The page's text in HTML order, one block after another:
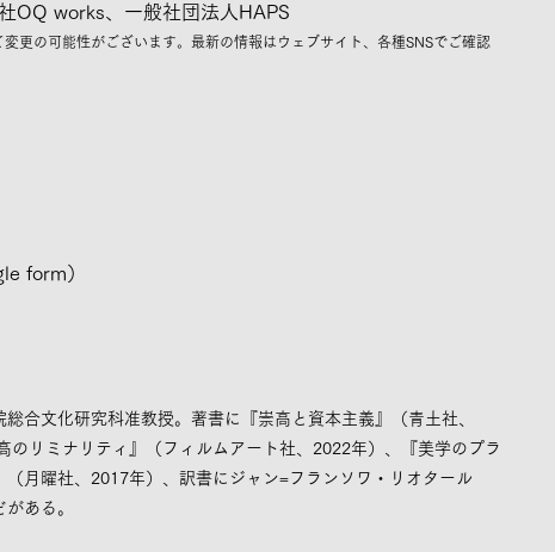
OQ works、一般社団法人HAPS
更の可能性がございます。最新の情報はウェブサイト、各種SNSでご確認
form）
合文化研究科准教授。著書に『崇高と資本主義』（青土社、
リミナリティ』（フィルムアート社、2022年）、『美学のプラ
月曜社、2017年）、訳書にジャン=フランソワ・リオタール
ある。